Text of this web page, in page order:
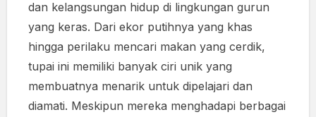
dan kelangsungan hidup di lingkungan gurun
yang keras. Dari ekor putihnya yang khas
hingga perilaku mencari makan yang cerdik,
tupai ini memiliki banyak ciri unik yang
membuatnya menarik untuk dipelajari dan
diamati. Meskipun mereka menghadapi berbagai